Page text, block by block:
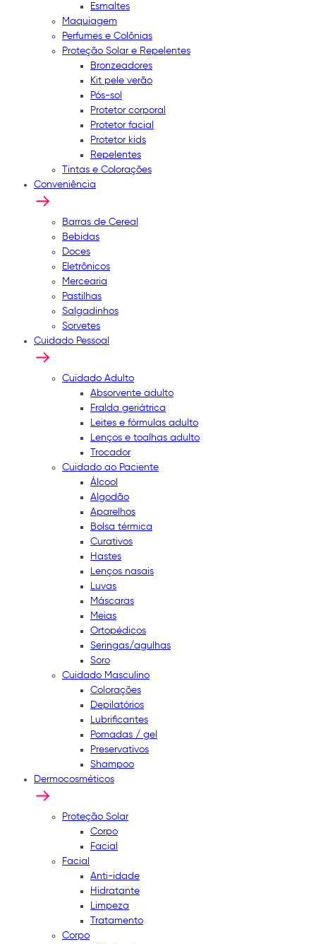
Esmaltes
Maquiagem
Perfumes e Colônias
Proteção Solar e Repelentes
Bronzeadores
Kit pele verão
Pós-sol
Protetor corporal
Protetor facial
Protetor kids
Repelentes
Tintas e Colorações
Conveniência
Barras de Cereal
Bebidas
Doces
Eletrônicos
Mercearia
Pastilhas
Salgadinhos
Sorvetes
Cuidado Pessoal
Cuidado Adulto
Absorvente adulto
Fralda geriátrica
Leites e fórmulas adulto
Lenços e toalhas adulto
Trocador
Cuidado ao Paciente
Álcool
Algodão
Aparelhos
Bolsa térmica
Curativos
Hastes
Lenços nasais
Luvas
Máscaras
Meias
Ortopédicos
Seringas/agulhas
Soro
Cuidado Masculino
Colorações
Depilatórios
Lubrificantes
Pomadas / gel
Preservativos
Shampoo
Dermocosméticos
Proteção Solar
Corpo
Facial
Facial
Anti-idade
Hidratante
Limpeza
Tratamento
Corpo